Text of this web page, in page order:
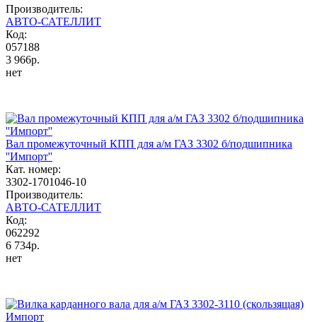
Производитель:
АВТО-САТЕЛЛИТ
Код:
057188
3 966р.
нет
Вал промежуточный КПП для а/м ГАЗ 3302 б/подшипника
''Импорт''
Кат. номер:
3302-1701046-10
Производитель:
АВТО-САТЕЛЛИТ
Код:
062292
6 734р.
нет